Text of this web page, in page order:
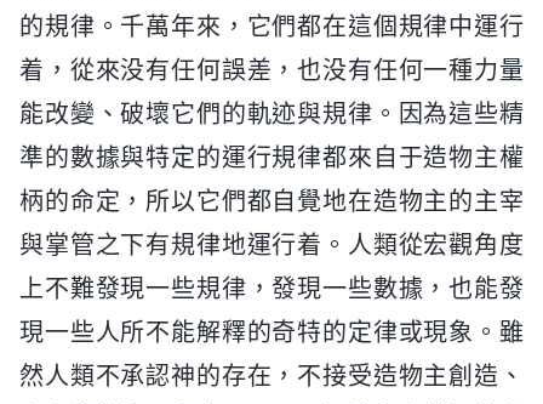
的規律。千萬年來，它們都在這個規律中運行
着，從來没有任何誤差，也没有任何一種力量
能改變、破壞它們的軌迹與規律。因為這些精
準的數據與特定的運行規律都來自于造物主權
柄的命定，所以它們都自覺地在造物主的主宰
與掌管之下有規律地運行着。人類從宏觀角度
上不難發現一些規律，發現一些數據，也能發
現一些人所不能解釋的奇特的定律或現象。雖
然人類不承認神的存在，不接受造物主創造、